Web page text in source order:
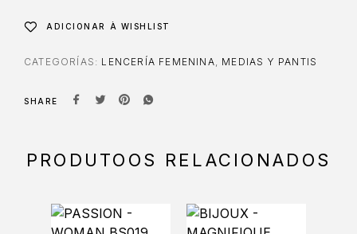
ADICIONAR À WISHLIST
CATEGORÍAS: LENCERÍA FEMENINA, MEDIAS Y PANTIS
SHARE
PRODUTOOS RELACIONADOS